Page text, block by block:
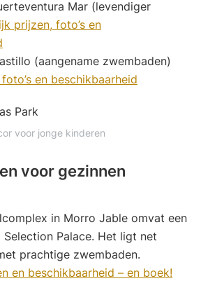
Mar (levendiger
prijzen, foto’s en
(aangename zwembaden)
en beschikbaarheid
voor jonge kinderen
voor gezinnen
in Morro Jable omvat een
Palace. Het ligt net
prachtige zwembaden.
en beschikbaarheid – en boek!